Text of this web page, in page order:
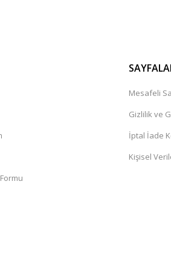
Mesafeli
Gizlilik ve
İptal İade
Kişisel